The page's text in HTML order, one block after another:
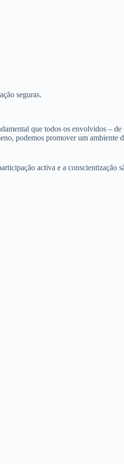
seguras.
que todos os envolvidos – de
podemos promover um ambiente
activa e a conscientização